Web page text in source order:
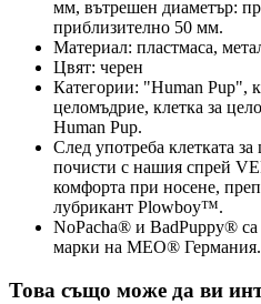
мм, вътрешен диаметър:
приблизително 50 мм.
Материал: пластмаса,
Цвят: черен
Категории: "Human Pup",
целомъдрие, клетка за
Human Pup.
След употреба клетката
почисти с нашия спрей
комфорта при носене,
лубрикант Plowboy™.
NoPacha® и BadPuppy® са
марки на MEO® Германия.
Това също може да ви